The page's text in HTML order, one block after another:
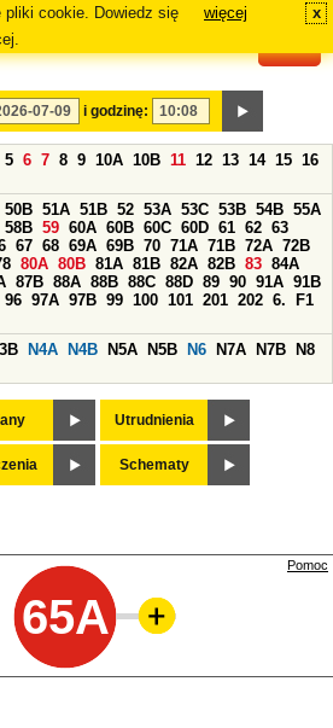
pliki cookie. Dowiedz się
więcej x
i godzinę:
5 6 7 8 9 10A 10B 11 12 13 14 15 16
50B 51A 51B 52 53A 53C 53B 54B 55A
58B 59 60A 60B 60C 60D 61 62 63
67 68 69A 69B 70 71A 71B 72A 72B
80A 80B 81A 81B 82A 82B 83 84A
87B 88A 88B 88C 88D 89 90 91A 91B
96 97A 97B 99 100 101 201 202 6.
F1
N4A N4B N5A N5B N6 N7A N7B
N8
Utrudnienia
Schematy
65A
Pomoc